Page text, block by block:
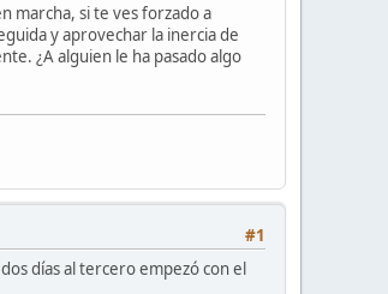
marcha, si te ves forzado a
y aprovechar la inercia de
¿A alguien le ha pasado algo
#1
días al tercero empezó con el